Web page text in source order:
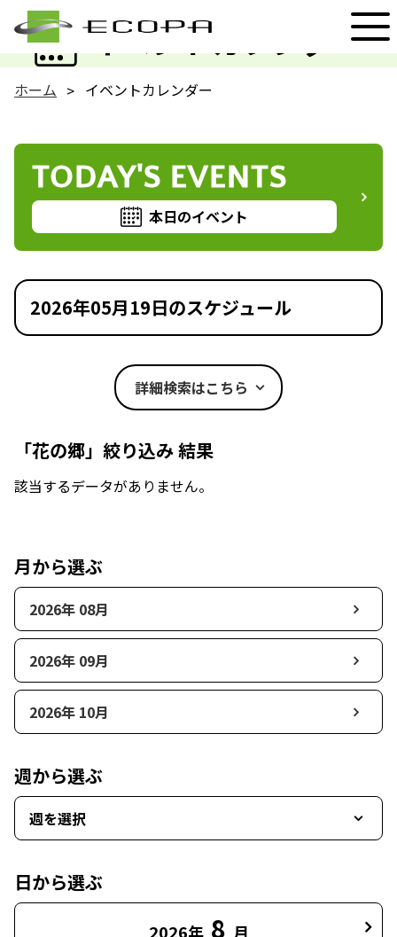
イベントカレンダー
EVENT
ホーム イベントカレンダー
TODAY'S EVENTS
本日のイベント
2026年05月19日のスケジュール
詳細検索はこちら
「花の郷」絞り込み 結果
該当するデータがありません。
月から選ぶ
2026年 08月
2026年 09月
2026年 10月
週から選ぶ
週を選択
日から選ぶ
2026年 8 月